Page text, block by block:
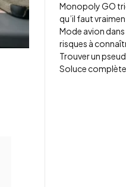
Monopoly GO
qu’il faut
Mode avion
risques à
Trouver un
Soluce